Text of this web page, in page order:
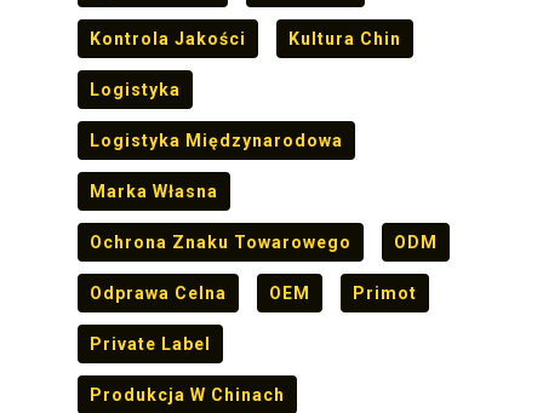
Kontrola Jakości Kultura Chin
Logistyka
Logistyka Międzynarodowa
Marka Własna
Ochrona Znaku Towarowego ODM
Odprawa Celna OEM Primot
Private Label
Produkcja W Chinach